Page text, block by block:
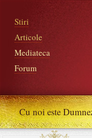
Stiri
Articole
Mediateca
Forum
Cu noi este